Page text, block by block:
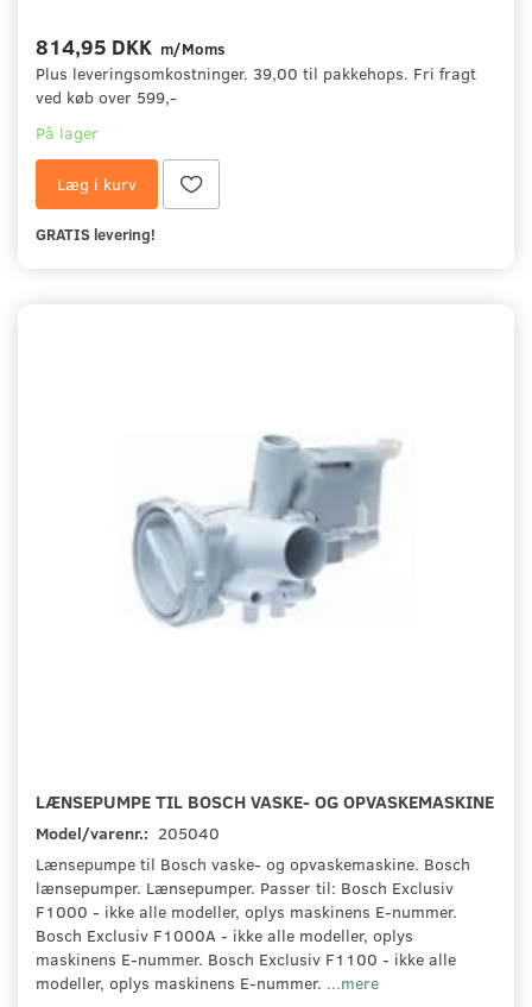
814,95 DKK m/Moms
Plus leveringsomkostninger. 39,00 til pakkehops. Fri fragt
ved køb over 599,-
På lager
Læg i kurv
GRATIS levering!
LÆNSEPUMPE TIL BOSCH VASKE- OG OPVASKEMASKINE
Model/varenr.: 205040
Lænsepumpe til Bosch vaske- og opvaskemaskine. Bosch
lænsepumper. Lænsepumper. Passer til: Bosch Exclusiv
F1000 - ikke alle modeller, oplys maskinens E-nummer.
Bosch Exclusiv F1000A - ikke alle modeller, oplys
maskinens E-nummer. Bosch Exclusiv F1100 - ikke alle
modeller, oplys maskinens E-nummer. ...mere